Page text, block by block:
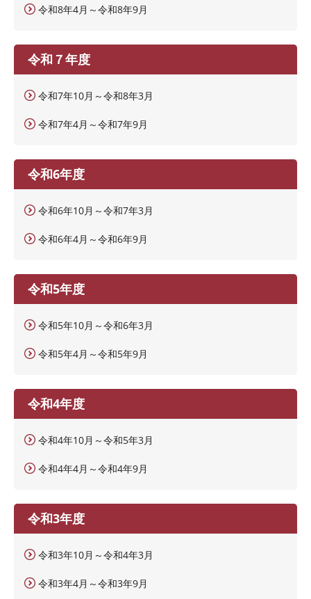
令和8年4月～令和8年9月
令和７年度
令和7年10月～令和8年3月
令和7年4月～令和7年9月
令和6年度
令和6年10月～令和7年3月
令和6年4月～令和6年9月
令和5年度
令和5年10月～令和6年3月
令和5年4月～令和5年9月
令和4年度
令和4年10月～令和5年3月
令和4年4月～令和4年9月
令和3年度
令和3年10月～令和4年3月
令和3年4月～令和3年9月